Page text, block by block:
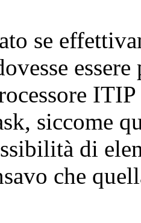
se
siccome
di
che